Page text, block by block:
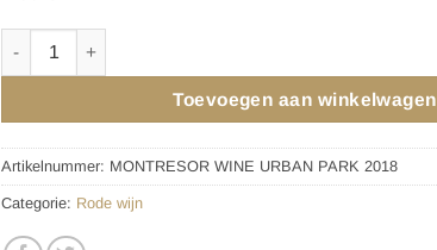
Toevoegen aan winkelwagen
Artikelnummer: MONTRESOR WINE URBAN PARK 2018
Categorie: Rode wijn